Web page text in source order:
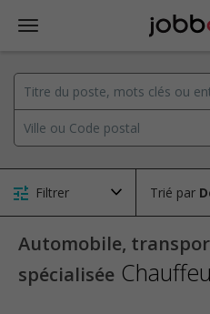
Filtrer Trié par
Automobile,
spécialisée